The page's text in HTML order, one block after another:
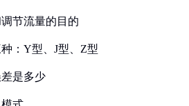
节流量的目的
：Y型、J型、Z型
是多少